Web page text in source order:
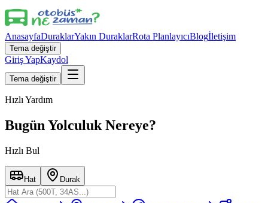
AnasayfaDuraklarYakın DuraklarRota PlanlayıcıBlogİletişim
Tema değiştir
Giriş YapKaydol
Tema değiştir
Hızlı Yardım
Bugün Yolculuk Nereye?
Hızlı Bul
Hat Durak